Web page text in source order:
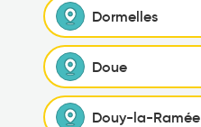
Dormelles
Doue
Douy-la-Ramée